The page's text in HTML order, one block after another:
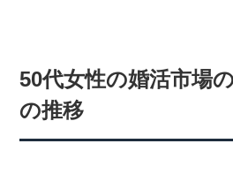
50代女性の婚活市場
の推移